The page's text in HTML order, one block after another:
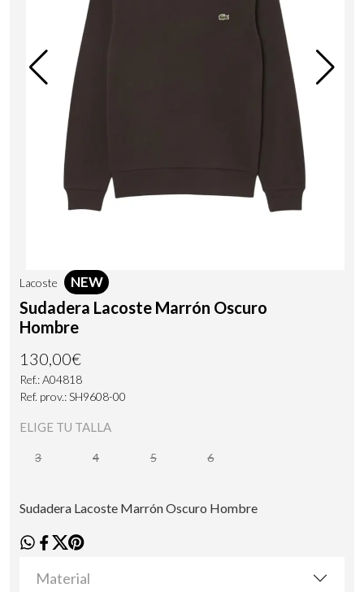
Lacoste NEW
Sudadera Lacoste Marrón Oscuro
Hombre
130,00€
Ref.: A04818
Ref. prov.: SH9608-00
ELIGE TU TALLA
3 4 5 6
Sudadera Lacoste Marrón Oscuro Hombre
Material